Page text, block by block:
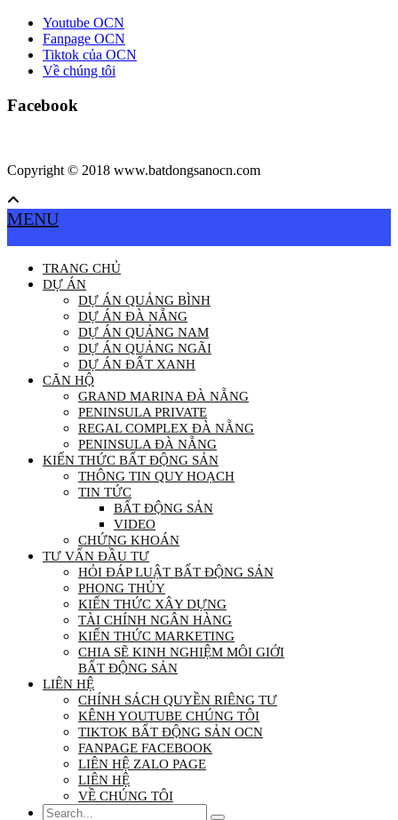
Youtube OCN
Fanpage OCN
Tiktok của OCN
Về chúng tôi
Facebook
Copyright © 2018 www.batdongsanocn.com
MENU
TRANG CHỦ
DỰ ÁN
DỰ ÁN QUẢNG BÌNH
DỰ ÁN ĐÀ NẴNG
DỰ ÁN QUẢNG NAM
DỰ ÁN QUẢNG NGÃI
DỰ ÁN ĐẤT XANH
CĂN HỘ
GRAND MARINA ĐÀ NẴNG
PENINSULA PRIVATE
REGAL COMPLEX ĐÀ NẴNG
PENINSULA ĐÀ NẴNG
KIẾN THỨC BẤT ĐỘNG SẢN
THÔNG TIN QUY HOẠCH
TIN TỨC
BẤT ĐỘNG SẢN
VIDEO
CHỨNG KHOÁN
TƯ VẤN ĐẦU TƯ
HỎI ĐÁP LUẬT BẤT ĐỘNG SẢN
PHONG THỦY
KIẾN THỨC XÂY DỰNG
TÀI CHÍNH NGÂN HÀNG
KIẾN THỨC MARKETING
CHIA SẼ KINH NGHIỆM MÔI GIỚI
BẤT ĐỘNG SẢN
LIÊN HỆ
CHÍNH SÁCH QUYỀN RIÊNG TƯ
KÊNH YOUTUBE CHÚNG TÔI
TIKTOK BẤT ĐỘNG SẢN OCN
FANPAGE FACEBOOK
LIÊN HỆ ZALO PAGE
LIÊN HỆ
VỀ CHÚNG TÔI